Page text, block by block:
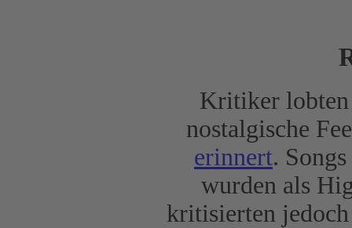
Kritiker lobten
nostalgische
erinnert.
wurden als
kritisierten